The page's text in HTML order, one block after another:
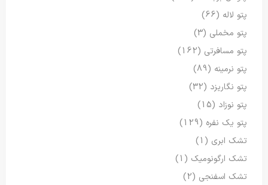
پتو لاله (66)
پتو مخملی (3)
پتو مسافرتی (162)
پتو نرمینه (89)
پتو نگاریزد (32)
پتو نوزاد (15)
پتو یک نفره (129)
تشک ابری (1)
تشک ارگونومیک (1)
تشک اسفنجی (2)